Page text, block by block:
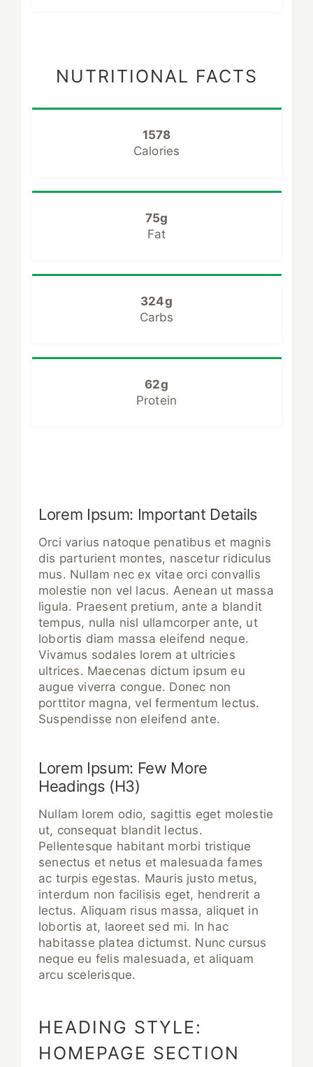
NUTRITIONAL FACTS
1578
Calories
75g
Fat
324g
Carbs
62g
Protein
Lorem Ipsum: Important Details
Orci varius natoque penatibus et magnis
dis parturient montes, nascetur ridiculus
mus. Nullam nec ex vitae orci convallis
molestie non vel lacus. Aenean ut massa
ligula. Praesent pretium, ante a blandit
tempus, nulla nisl ullamcorper ante, ut
lobortis diam massa eleifend neque.
Vivamus sodales lorem at ultricies
ultrices. Maecenas dictum ipsum eu
augue viverra congue. Donec non
porttitor magna, vel fermentum lectus.
Suspendisse non eleifend ante.
Lorem Ipsum: Few More
Headings (H3)
Nullam lorem odio, sagittis eget molestie
ut, consequat blandit lectus.
Pellentesque habitant morbi tristique
senectus et netus et malesuada fames
ac turpis egestas. Mauris justo metus,
interdum non facilisis eget, hendrerit a
lectus. Aliquam risus massa, aliquet in
lobortis at, laoreet sed mi. In hac
habitasse platea dictumst. Nunc cursus
neque eu felis malesuada, et aliquam
arcu scelerisque.
HEADING STYLE:
HOMEPAGE SECTION